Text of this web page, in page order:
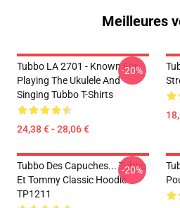
Meilleures
Tubbo LA 2701 - Known For
Playing The Ukulele And
Singing Tubbo T-Shirts
24,38 € - 28,06 €
-20%
Tubbo Des Capuches... Tubbo
Et Tommy Classic Hoodie
TP1211
-20%